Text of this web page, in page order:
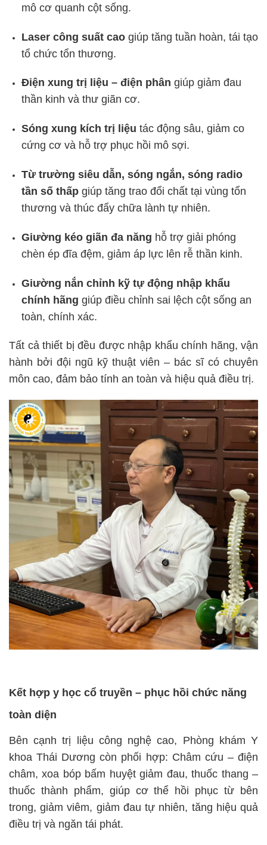
mô cơ quanh cột sống.
Laser công suất caogiúp tăng tuần hoàn, tái tạo
tổ chức tổn thương.
Điện xung trị liệu – điện phân giúp giảm đau
thần kinh và thư giãn cơ.
Sóng xung kích trị liệu tác động sâu, giảm co
cứng cơ và hỗ trợ phục hồi mô sợi.
Từ trường siêu dẫn, sóng ngắn, sóng radio
tần số thấpgiúp tăng trao đổi chất tại vùng tổn
thương và thúc đẩy chữa lành tự nhiên.
Giường kéo giãn đa năng hỗ trợ giải phóng
chèn ép đĩa đệm, giảm áp lực lên rễ thần kinh.
Giường nắn chỉnh kỹ tự động nhập khẩu
chính hãng giúp điều chỉnh sai lệch cột sống an
toàn, chính xác.
Tất cả thiết bị đều được nhập khẩu chính hãng, vận
hành bởi đội ngũ kỹ thuật viên – bác sĩ có chuyên
môn cao, đảm bảo tính an toàn và hiệu quả điều trị.
Kết hợp y học cổ truyền – phục hồi chức năng
toàn diện
Bên cạnh trị liệu công nghệ cao, Phòng khám Y
khoa Thái Dương còn phối hợp: Châm cứu – điện
châm, xoa bóp bấm huyệt giảm đau, thuốc thang –
thuốc thành phẩm, giúp cơ thể hồi phục từ bên
trong, giảm viêm, giảm đau tự nhiên, tăng hiệu quả
điều trị và ngăn tái phát.